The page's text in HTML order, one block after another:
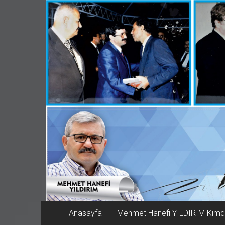
İçeriğe
geç
Lafın
Sırası
mhy@lafinsirasi.com
Anasayfa Mehmet Hanefi YILDIRIM